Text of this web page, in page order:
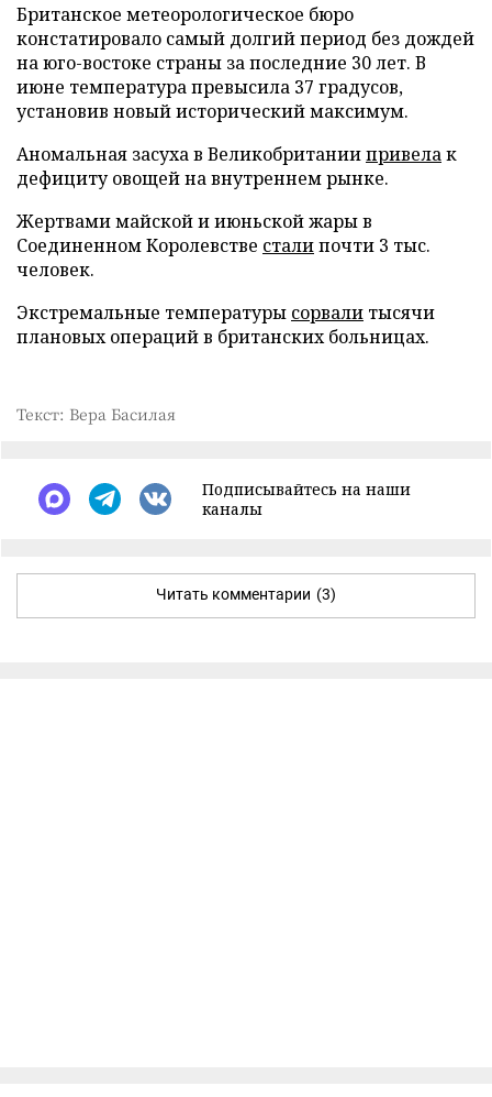
Британское метеорологическое бюро
констатировало самый долгий период без дождей
на юго-востоке страны за последние 30 лет. В
июне температура превысила 37 градусов,
установив новый исторический максимум.
Аномальная засуха в Великобританиипривелак
дефициту овощей на внутреннем рынке.
Жертвами майской и июньской жары в
Соединенном Королевстве сталипочти 3 тыс.
человек.
Экстремальные температуры сорвали тысячи
плановых операций в британских больницах.
Текст: Вера Басилая
Подписывайтесь на наши
каналы
Читать комментарии (3)